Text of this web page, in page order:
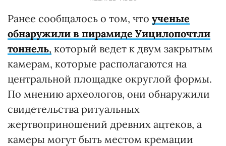
Ранее сообщалось о том, что ученые
обнаружили в пирамиде Уицилопочтли
тоннель, который ведет к двум закрытым
камерам, которые располагаются на
центральной площадке округлой формы.
По мнению археологов, они обнаружили
свидетельства ритуальных
жертвоприношений древних ацтеков, а
камеры могут быть местом кремации